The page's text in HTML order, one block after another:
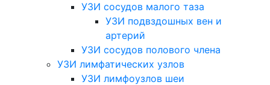
УЗИ сосудов малого таза
УЗИ подвздошных вен и
артерий
УЗИ сосудов полового члена
УЗИ лимфатических узлов
УЗИ лимфоузлов шеи